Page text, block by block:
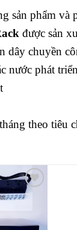
sản phẩm và
được sản
dây chuyền
nước phát
theo tiêu
Add to
wishlist